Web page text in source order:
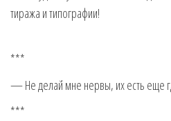
тиража и типографии!
***
— Не делай мне нервы, их есть еще
***